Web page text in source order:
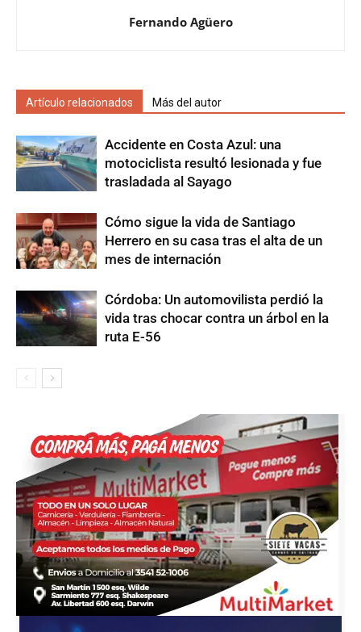
Fernando Agüero
Artículo relacionados Más del autor
Accidente en Costa Azul: una
motociclista resultó lesionada y fue
trasladada al Sayago
Cómo sigue la vida de Santiago
Herrero en su casa tras el alta de un
mes de internación
Córdoba: Un automovilista perdió la
vida tras chocar contra un árbol en la
ruta E-56